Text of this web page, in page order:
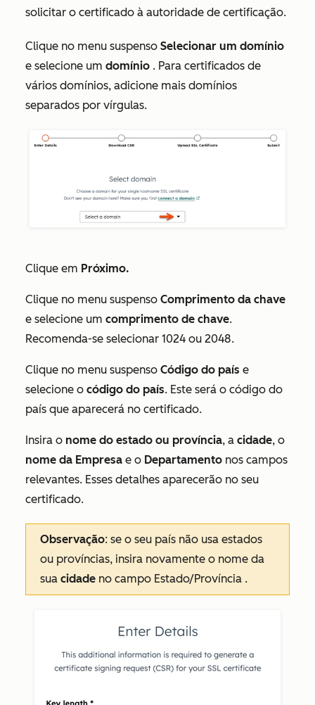
solicitar o certificado à autoridade de certificação.
Clique no menu suspenso Selecionar um domínio
e selecione um domínio . Para certificados de
vários domínios, adicione mais domínios
separados por vírgulas.
Clique em Próximo.
Clique no menu suspenso Comprimento da chave
e selecione um comprimento de chave.
Recomenda-se selecionar 1024 ou 2048.
Clique no menu suspenso Código do país e
selecione o código do país. Este será o código do
país que aparecerá no certificado.
Insira o nome do estado ou província, a cidade, o
nome da Empresa e o Departamento nos campos
relevantes. Esses detalhes aparecerão no seu
certificado.
Observação: se o seu país não usa estados
ou províncias, insira novamente o nome da
sua cidade no campo Estado/Província .